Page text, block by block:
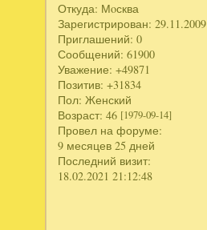
Откуда: Мoсква
Зарегистрирован: 29.11.2009
Приглашений: 0
Сообщений: 61900
Уважение: +49871
Позитив: +31834
Пол: Женский
Возраст: 46 [1979-09-14]
Провел на форуме:
9 месяцев 25 дней
Последний визит:
18.02.2021 21:12:48